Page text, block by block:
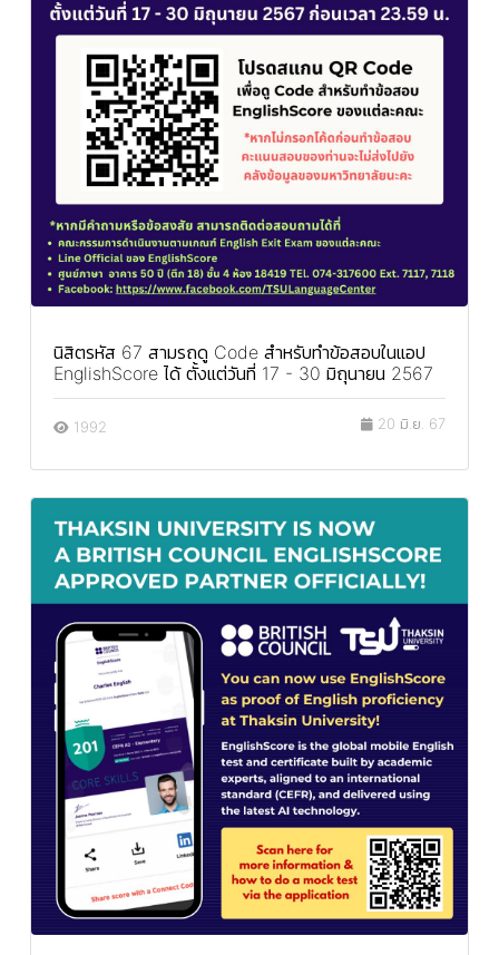
นิสิตรหัส 67 สามรถดู Code สำหรับทำข้อสอบในแอป
EnglishScore ได้ ตั้งแต่วันที่ 17 - 30 มิถุนายน 2567
1992 20 มิ.ย. 67